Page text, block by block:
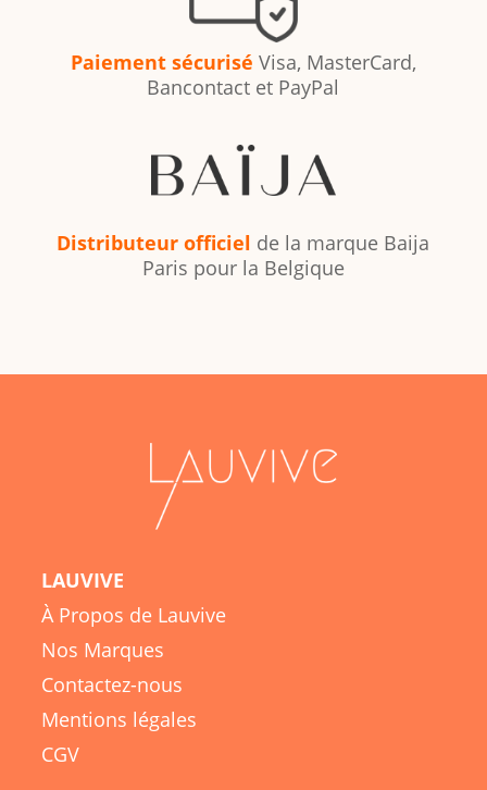
Paiement sécurisé Visa, MasterCard,
Bancontact et PayPal
Distributeur officiel de la marque Baija
Paris pour la Belgique
LAUVIVE
À Propos de Lauvive
Nos Marques
Contactez-nous
Mentions légales
CGV